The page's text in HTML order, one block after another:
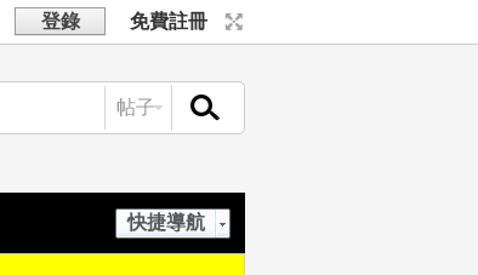
登錄 免費註冊
帖子
快捷導航